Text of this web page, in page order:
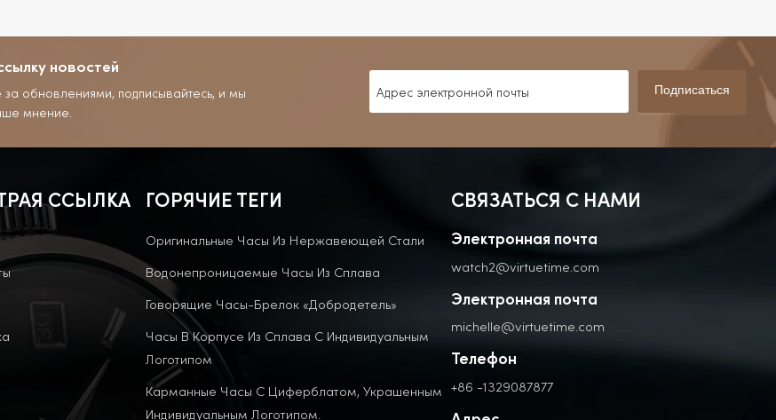
новостей
за обновлениями, подписывайтесь, и мы
мнение.
Подписаться
ССЫЛКА ГОРЯЧИЕ ТЕГИ
Оригинальные Часы Из Нержавеющей Стали
Водонепроницаемые Часы Из Сплава
Говорящие Часы-Брелок «Добродетель»
Часы В Корпусе Из Сплава С Индивидуальным
Логотипом
Карманные Часы С Циферблатом, Украшенным
Индивидуальным Логотипом.
СВЯЗАТЬСЯ С НАМИ
Электронная почта
watch2@virtuetime.com
Электронная почта
michelle@virtuetime.com
Телефон
+86 -1329087877